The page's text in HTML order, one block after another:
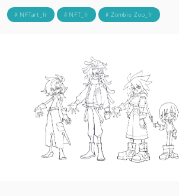
# NFTart_fr # NFT_fr # Zombie Zoo_fr